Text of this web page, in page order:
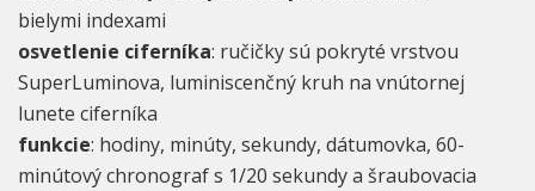
bielymi indexami
osvetlenie ciferníka: ručičky sú pokryté vrstvou
SuperLuminova, luminiscenčný kruh na vnútornej
lunete ciferníka
funkcie: hodiny, minúty, sekundy, dátumovka, 60-
minútový chronograf s 1/20 sekundy a šraubovacia